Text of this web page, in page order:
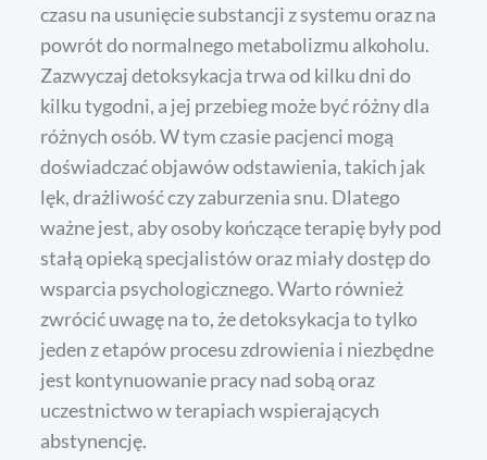
czasu na usunięcie substancji z systemu oraz na
powrót do normalnego metabolizmu alkoholu.
Zazwyczaj detoksykacja trwa od kilku dni do
kilku tygodni, a jej przebieg może być różny dla
różnych osób. W tym czasie pacjenci mogą
doświadczać objawów odstawienia, takich jak
lęk, drażliwość czy zaburzenia snu. Dlatego
ważne jest, aby osoby kończące terapię były pod
stałą opieką specjalistów oraz miały dostęp do
wsparcia psychologicznego. Warto również
zwrócić uwagę na to, że detoksykacja to tylko
jeden z etapów procesu zdrowienia i niezbędne
jest kontynuowanie pracy nad sobą oraz
uczestnictwo w terapiach wspierających
abstynencję.